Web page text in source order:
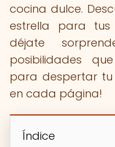
cocina dulce.
estrella para tus
déjate
posibilidades
para despertar
en cada página!
Índice